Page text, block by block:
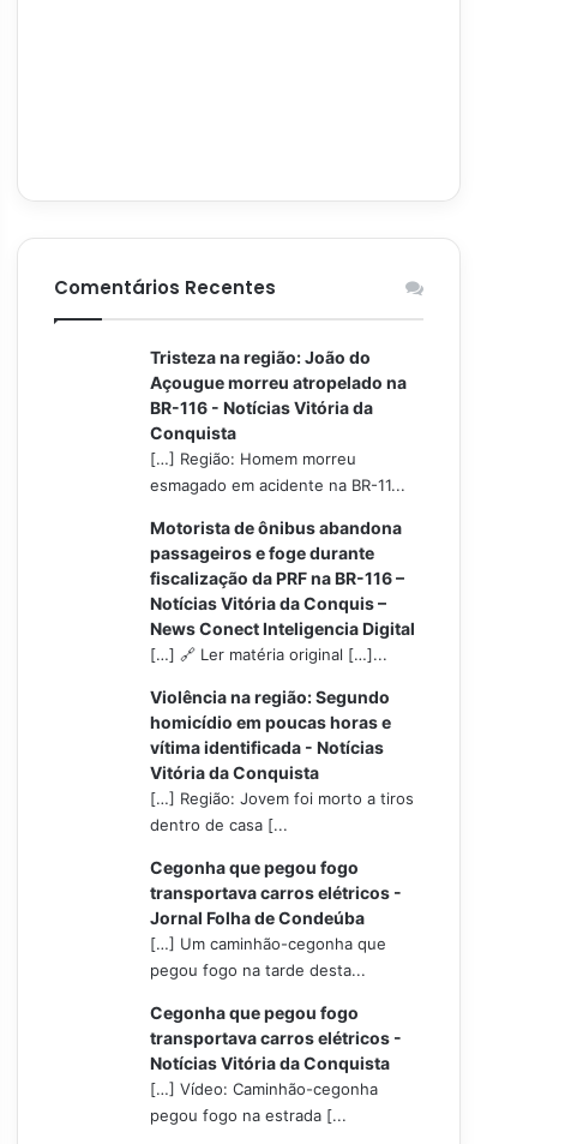
Comentários Recentes
Tristeza na região: João do
Açougue morreu atropelado na
BR-116 - Notícias Vitória da
Conquista
[…] Região: Homem morreu
esmagado em acidente na BR-11...
Motorista de ônibus abandona
passageiros e foge durante
fiscalização da PRF na BR-116 –
Notícias Vitória da Conquis –
News Conect Inteligencia Digital
[…] 🔗 Ler matéria original […]...
Violência na região: Segundo
homicídio em poucas horas e
vítima identificada - Notícias
Vitória da Conquista
[…] Região: Jovem foi morto a tiros
dentro de casa [...
Cegonha que pegou fogo
transportava carros elétricos -
Jornal Folha de Condeúba
[…] Um caminhão-cegonha que
pegou fogo na tarde desta...
Cegonha que pegou fogo
transportava carros elétricos -
Notícias Vitória da Conquista
[…] Vídeo: Caminhão-cegonha
pegou fogo na estrada [...